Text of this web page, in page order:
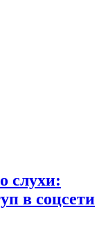
слухи:
в соцсети